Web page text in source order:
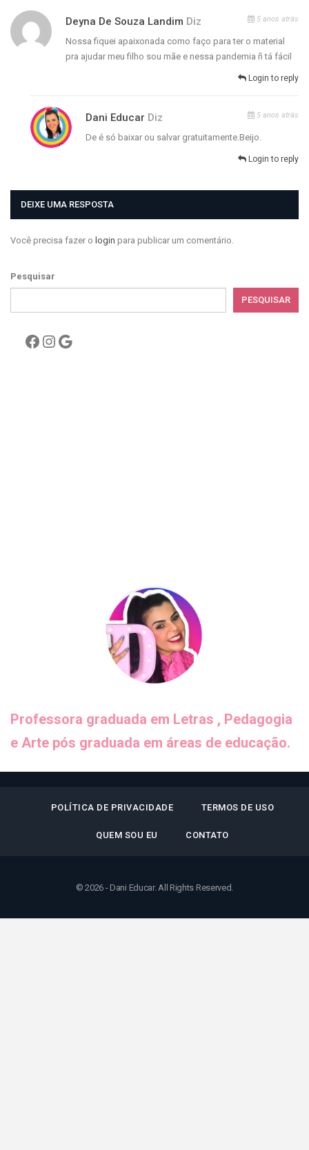
Deyna De Souza Landim Diz 5 anos atrás
Nossa fiquei apaixonada como faço para ter o material
pra ajudar meu filho sou mãe e nessa pandemia ñ tá fácil
Login to reply
Dani Educar Diz 5 anos atrás
De é só baixar ou salvar gratuitamente.Beijo.
Login to reply
DEIXE UMA RESPOSTA
Você precisa fazer o login para publicar um comentário.
Pesquisar
PESQUISAR
Facebook
Instagram
Google
Professora graduada em Letras , Pedagogia
e Arte pós graduada em áreas de educação.
POLÍTICA DE PRIVACIDADE TERMOS DE USO
QUEM SOU EU CONTATO
© 2026 - Dani Educar. All Rights Reserved.